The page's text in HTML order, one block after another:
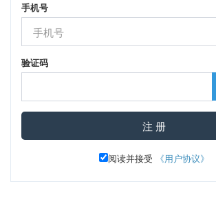
手机号
验证码
注 册
阅读并接受 《用户协议》